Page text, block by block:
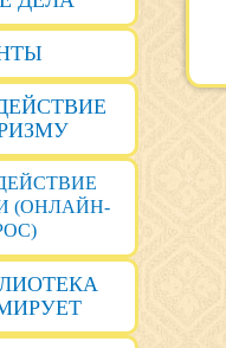
(ОНЛАЙН-